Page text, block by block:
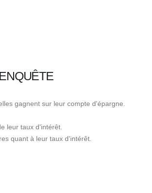
gagnent sur leur compte d'épargne.
leur taux d'intérêt.
quant à leur taux d'intérêt.